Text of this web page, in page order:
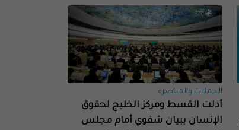
الحملات والمناصرة
أدلت القسط ومركز الخليج لحقوق
الإنسان ببيان شفوي أمام مجلس